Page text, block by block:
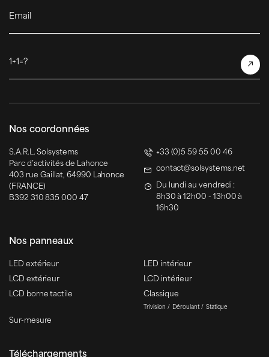
Email
1+1=?
Nos coordonnées
S.A.R.L. Solsystems
Parc d’activités de Lahonce
403 rue Gaillat, 64990 Lahonce
(FRANCE)
B392 310 835 000 47
+33 (0)5 59 55 00 46
contact@solsystems.net
Du lundi au vendredi :
8h30 à 12h00 - 13h00 à
16h30
Nos panneaux
LED extérieur LED intérieur
LCD extérieur LCD intérieur
LCD borne tactile Classique
Trivision Déroulant Statique
Sur-mesure
Téléchargements